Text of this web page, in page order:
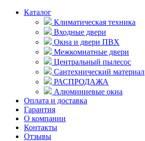
Каталог
Климатическая техника
Входные двери
Окна и двери ПВХ
Межкомнатные двери
Центральный пылесос
Сантехнический материал
РАСПРОДАЖА
Алюминиевые окна
Оплата и доставка
Гарантия
О компании
Контакты
Отзывы